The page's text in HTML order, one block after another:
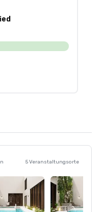
— Bester Arbeitgeber
Bester neuer oder
5 Veranstaltungsorte